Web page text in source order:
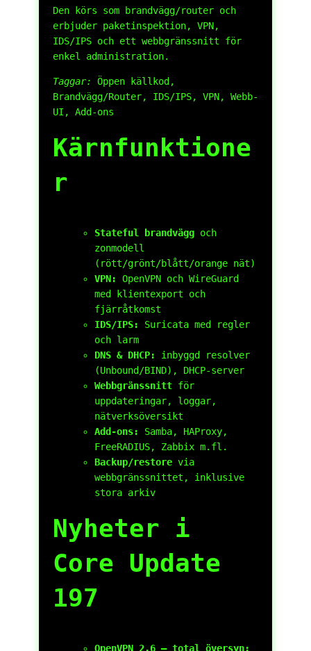
Den körs som brandvägg/router och
erbjuder paketinspektion, VPN,
IDS/IPS och ett webbgränssnitt för
enkel administration.
Taggar:
Öppen källkod,
Brandvägg/Router, IDS/IPS, VPN, Webb-
UI, Add-ons
Kärnfunktione
r
Stateful brandvägg och
zonmodell
(rött/grönt/blått/orange nät)
VPN:
OpenVPN och WireGuard
med klientexport och
fjärråtkomst
IDS/IPS:
Suricata med regler
och larm
DNS & DHCP:
inbyggd resolver
(Unbound/BIND), DHCP-server
Webbgränssnitt för
uppdateringar, loggar,
nätverksöversikt
Add-ons:
Samba, HAProxy,
FreeRADIUS, Zabbix m.fl.
Backup/restore via
webbgränssnittet, inklusive
stora arkiv
Nyheter i
Core Update
197
OpenVPN 2.6 – total översyn: